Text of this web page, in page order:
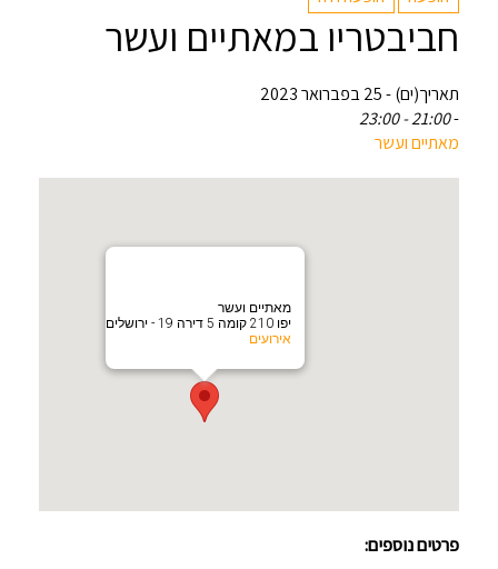
חביבטריו במאתיים ועשר
תאריך(ים) - 25 בפברואר 2023
-
21:00 - 23:00
מאתיים ועשר
מאתיים ועשר
יפו 210 קומה 5 דירה 19 - ירושלים
אירועים
פרטים נוספים: